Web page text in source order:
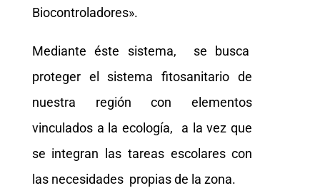
Biocontroladores».
Mediante éste sistema, se busca
proteger el sistema fitosanitario de
nuestra región con elementos
vinculados a la ecología, a la vez que
se integran las tareas escolares con
las necesidades propias de la zona.